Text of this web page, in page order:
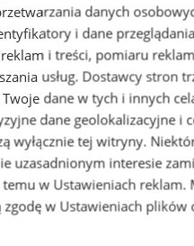
Optyk, okulista
z częściami online!
www -Zabrze
danych
i dane
i treści, pomiaru
usług. Dostawcy stron
dane w tych i innych
dane geolokalizacyjne i
wyłącznie tej witryny.
uzasadnionym interesie
temu w Ustawieniach reklam.
w Ustawieniach plików